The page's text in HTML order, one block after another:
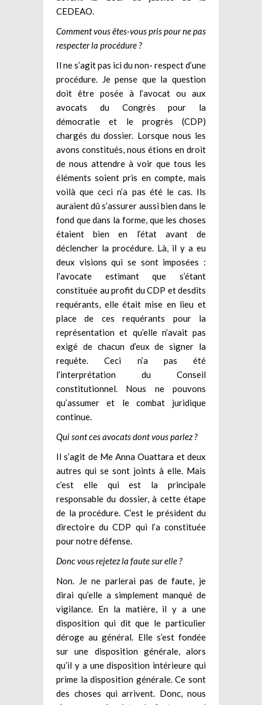
CEDEAO.
Comment vous êtes-vous pris pour ne pas
respecter la procédure ?
Il ne s’agit pas ici du non- respect d’une
procédure. Je pense que la question
doit être posée à l’avocat ou aux
avocats du Congrès pour la
démocratie et le progrès (CDP)
chargés du dossier. Lorsque nous les
avons constitués, nous étions en droit
de nous attendre à voir que tous les
éléments soient pris en compte, mais
voilà que ceci n’a pas été le cas. Ils
auraient dû s’assurer aussi bien dans le
fond que dans la forme, que les choses
étaient bien en l’état avant de
déclencher la procédure. Là, il y a eu
deux visions qui se sont imposées :
l’avocate estimant que s’étant
constituée au profit du CDP et desdits
requérants, elle était mise en lieu et
place de ces requérants pour la
représentation et qu’elle n’avait pas
exigé de chacun d’eux de signer la
requête. Ceci n’a pas été
l’interprétation du Conseil
constitutionnel. Nous ne pouvons
qu’assumer et le combat juridique
continue.
Qui sont ces avocats dont vous parlez ?
Il s’agit de Me Anna Ouattara et deux
autres qui se sont joints à elle. Mais
c’est elle qui est la principale
responsable du dossier, à cette étape
de la procédure. C’est le président du
directoire du CDP qui l’a constituée
pour notre défense.
Donc vous rejetez la faute sur elle ?
Non. Je ne parlerai pas de faute, je
dirai qu’elle a simplement manqué de
vigilance. En la matière, il y a une
disposition qui dit que le particulier
déroge au général. Elle s’est fondée
sur une disposition générale, alors
qu’il y a une disposition intérieure qui
prime la disposition générale. Ce sont
des choses qui arrivent. Donc, nous